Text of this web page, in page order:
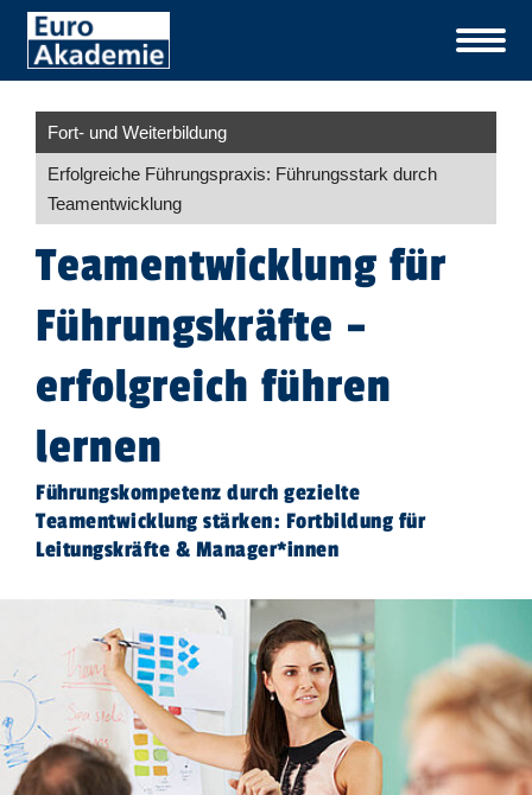
Fort- und Weiterbildung
Erfolgreiche Führungspraxis: Führungsstark durch
Teamentwicklung
Teamentwicklung für
Führungskräfte –
erfolgreich führen
lernen
Führungskompetenz durch gezielte
Teamentwicklung stärken: Fortbildung für
Leitungskräfte & Manager*innen